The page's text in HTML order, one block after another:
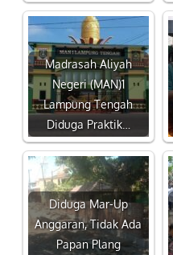
Madrasah Aliyah
Negeri (MAN)1
Lampung Tengah
Diduga Praktik…
Diduga Mar-Up
Anggaran, Tidak Ada
Papan Plang